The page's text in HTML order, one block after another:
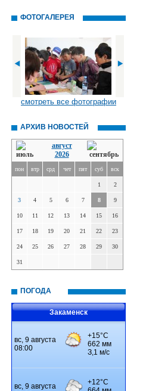
ФОТОГАЛЕРЕЯ
смотреть все фотографии
АРХИВ НОВОСТЕЙ
август
2026
пон втр срд чет пят суб вск
1 2
3 4 5 6 7 8 9
10 11 12 13 14 15 16
17 18 19 20 21 22 23
24 25 26 27 28 29 30
31
ПОГОДА
Закаменск